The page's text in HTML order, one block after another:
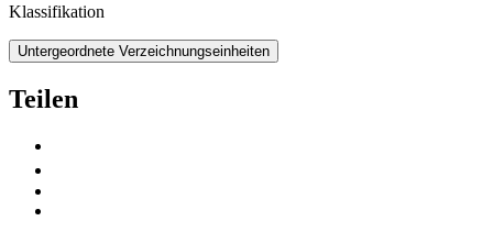
Klassifikation
Untergeordnete Verzeichnungseinheiten
Teilen